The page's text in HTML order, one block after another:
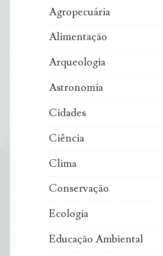
Agropecuária
Alimentação
Arqueologia
Astronomia
Cidades
Ciência
Clima
Conservação
Ecologia
Educação Ambiental